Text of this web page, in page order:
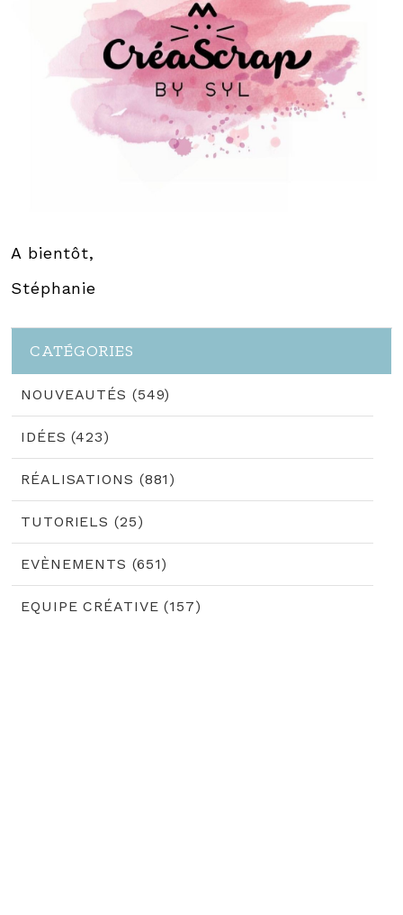
A bientôt,
Stéphanie
CATÉGORIES
NOUVEAUTÉS (549)
IDÉES (423)
RÉALISATIONS (881)
TUTORIELS (25)
EVÈNEMENTS (651)
EQUIPE CRÉATIVE (157)